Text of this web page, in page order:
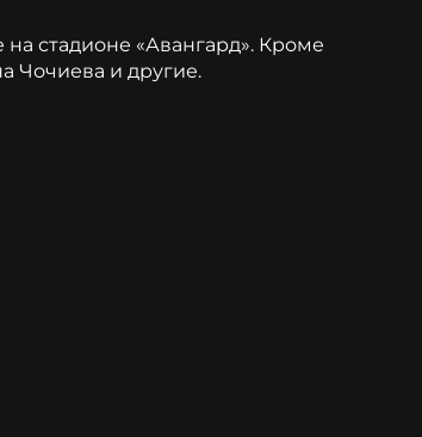
стадионе «Авангард». Кроме
Чочиева и другие.